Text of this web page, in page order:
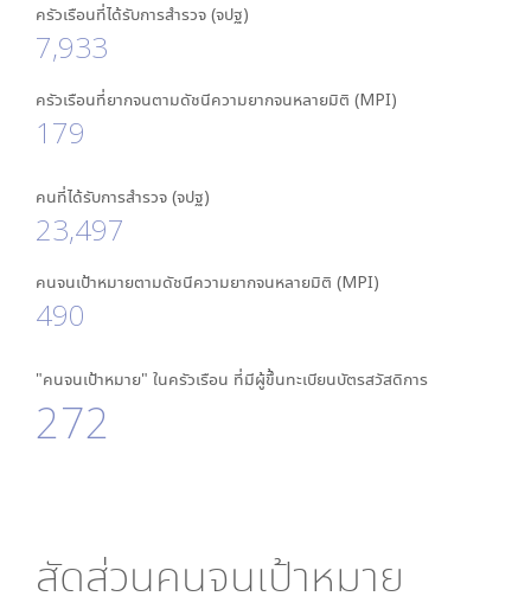
ครัวเรือนที่ได้รับการสำรวจ (จปฐ)
7,933
ครัวเรือนที่ยากจนตามดัชนีความยากจนหลายมิติ (MPI)
179
คนที่ได้รับการสำรวจ (จปฐ)
23,497
คนจนเป้าหมายตามดัชนีความยากจนหลายมิติ (MPI)
490
"คนจนเป้าหมาย" ในครัวเรือน ที่มีผู้ขึ้นทะเบียนบัตรสวัสดิการ
272
สัดส่วนคนจนเป้าหมาย